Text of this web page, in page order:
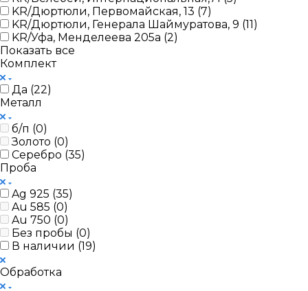
KR/Дюртюли, Первомайская, 13 (7)
KR/Дюртюли, Генерала Шаймуратова, 9 (11)
KR/Уфа, Менделеева 205а (2)
Показать все
Комплект
Да (22)
Металл
б/п (0)
Золото (0)
Серебро (35)
Проба
Ag 925 (35)
Au 585 (0)
Au 750 (0)
Без пробы (0)
В наличии (19)
Обработка